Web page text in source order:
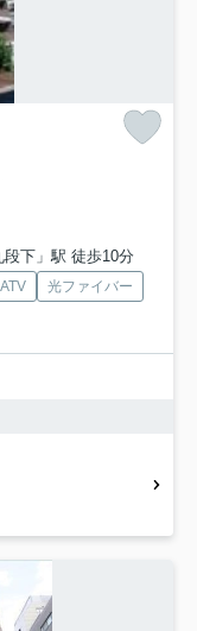
段下」駅 徒歩10分
光ファイバー